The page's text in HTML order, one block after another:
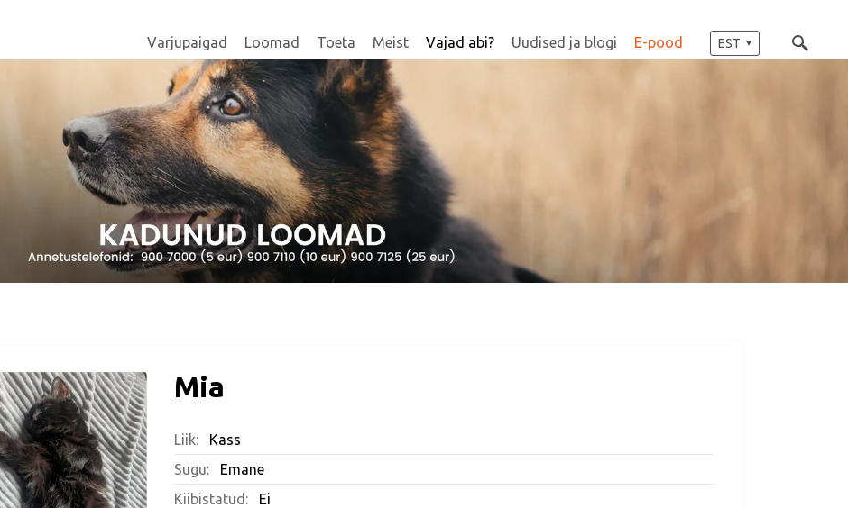
Varjupaigad Loomad Toeta Meist Vajad abi? Uudised ja blogi E-pood EST
Mia
Liik:
Kass
Sugu:
Emane
Kiibistatud:
Ei